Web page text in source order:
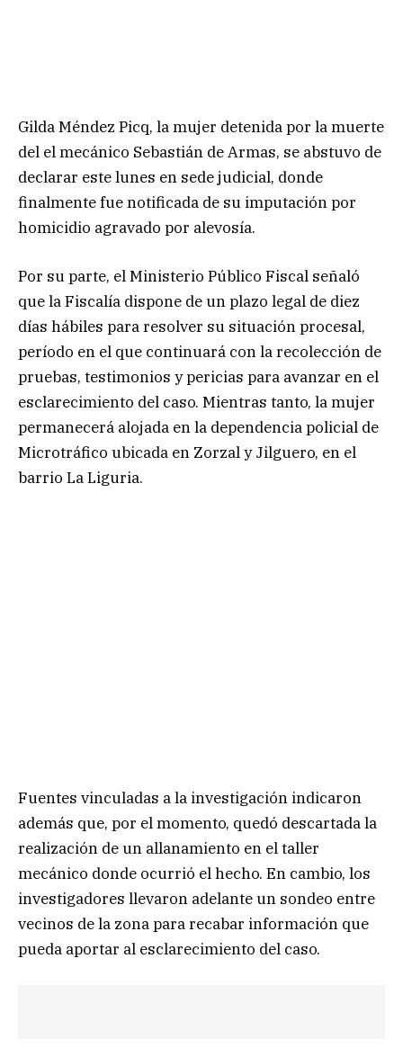
Gilda Méndez Picq, la mujer detenida por la muerte
del el mecánico Sebastián de Armas, se abstuvo de
declarar este lunes en sede judicial, donde
finalmente fue notificada de su imputación por
homicidio agravado por alevosía.
Por su parte, el Ministerio Público Fiscal señaló
que la Fiscalía dispone de un plazo legal de diez
días hábiles para resolver su situación procesal,
período en el que continuará con la recolección de
pruebas, testimonios y pericias para avanzar en el
esclarecimiento del caso. Mientras tanto, la mujer
permanecerá alojada en la dependencia policial de
Microtráfico ubicada en Zorzal y Jilguero, en el
barrio La Liguria.
Fuentes vinculadas a la investigación indicaron
además que, por el momento, quedó descartada la
realización de un allanamiento en el taller
mecánico donde ocurrió el hecho. En cambio, los
investigadores llevaron adelante un sondeo entre
vecinos de la zona para recabar información que
pueda aportar al esclarecimiento del caso.